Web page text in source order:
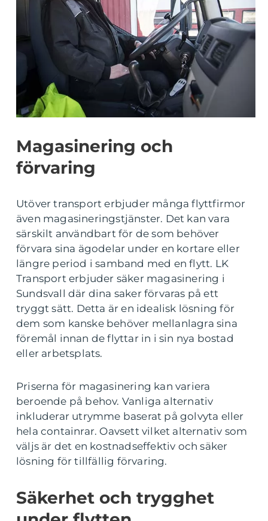
Magasinering och
förvaring
Utöver transport erbjuder många flyttfirmor
även magasineringstjänster. Det kan vara
särskilt användbart för de som behöver
förvara sina ägodelar under en kortare eller
längre period i samband med en flytt. LK
Transport erbjuder säker magasinering i
Sundsvall där dina saker förvaras på ett
tryggt sätt. Detta är en idealisk lösning för
dem som kanske behöver mellanlagra sina
föremål innan de flyttar in i sin nya bostad
eller arbetsplats.
Priserna för magasinering kan variera
beroende på behov. Vanliga alternativ
inkluderar utrymme baserat på golvyta eller
hela containrar. Oavsett vilket alternativ som
väljs är det en kostnadseffektiv och säker
lösning för tillfällig förvaring.
Säkerhet och trygghet